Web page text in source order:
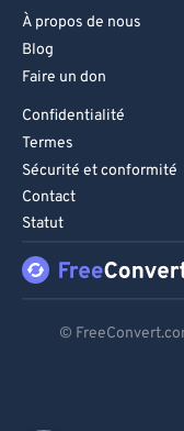
À propos de nous
Blog
Faire un don
Confidentialité
Termes
Sécurité et conformité
Contact
Statut
©